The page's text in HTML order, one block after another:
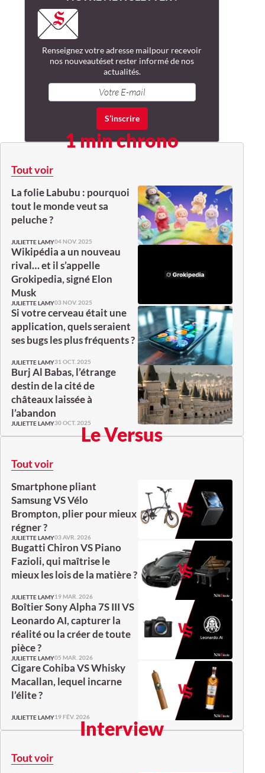
Renseignez votre adresse mailpour recevoir
nos nouveautéset rester informé de nos
actualités.
1 min chrono
Tout voir
La folie Labubu : pourquoi
tout le monde veut sa
peluche ?
JULIETTE LAMY04 NOV. 2025
Wikipédia a un nouveau
rival… et il s’appelle
Grokipedia, signé Elon
Musk
JULIETTE LAMY03 NOV. 2025
Si votre cerveau était une
application, quels seraient
ses bugs les plus fréquents ?
JULIETTE LAMY31 OCT. 2025
Burj Al Babas, l’étrange
destin de la cité de
châteaux laissée à
l’abandon
JULIETTE LAMY30 OCT. 2025Le Versus
Tout voir
Smartphone pliant
Samsung VS Vélo
Brompton, plier pour mieux
régner ?
JULIETTE LAMY03 AVR. 2026
Bugatti Chiron VS Piano
Fazioli, qui maîtrise le
mieux les lois de la matière ?
JULIETTE LAMY19 MAR. 2026
Boîtier Sony Alpha 7S III VS
Leonardo AI, capturer la
réalité ou la créer de toute
pièce ?
JULIETTE LAMY05 MAR. 2026
Cigare Cohiba VS Whisky
Macallan, lequel incarne
l’élite ?
JULIETTE LAMY19 FÉV. 2026Interview
Tout voir